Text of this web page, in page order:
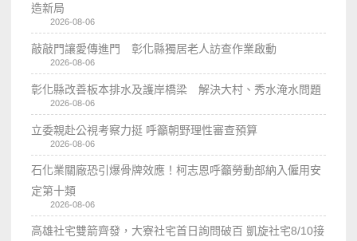
造新局
2026-08-06
敲敲門讓愛傳進門 彰化縣獨居老人訪查作業啟動
2026-08-06
彰化縣改善板本排水及護岸橋梁 解決大村、秀水淹水問題
2026-08-06
立委親赴公視考察力挺 呼籲朝野理性審查預算
2026-08-06
石化業關廠恐引爆骨牌效應！柯志恩呼籲勞動部納入僱用安
定第十類
2026-08-06
高雄社宅雙箭齊發，大寮社宅首日詢問破百 凱旋社宅8/10接